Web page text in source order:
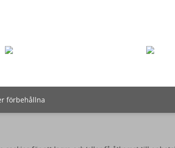
förbehållna